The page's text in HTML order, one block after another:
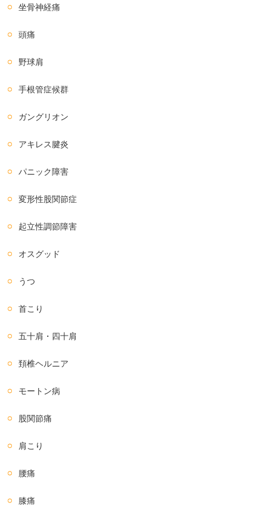
坐骨神経痛
頭痛
野球肩
手根管症候群
ガングリオン
アキレス腱炎
パニック障害
変形性股関節症
起立性調節障害
オスグッド
うつ
首こり
五十肩・四十肩
頚椎ヘルニア
モートン病
股関節痛
肩こり
腰痛
膝痛